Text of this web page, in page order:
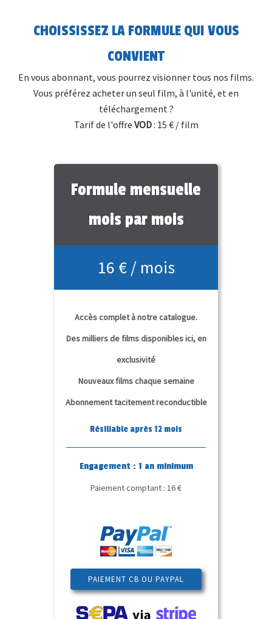
CHOISSISSEZ LA FORMULE QUI VOUS
CONVIENT
En vous abonnant, vous pourrez visionner tous nos films.
Vous préférez acheter un seul film, à l'unité, et en
téléchargement ?
Tarif de l'offre VOD: 15 € / film
Formule mensuelle
mois par mois
16 € / mois
Accès complet à notre catalogue.
Des milliers de films disponibles ici, en
exclusivité
Nouveaux films chaque semaine
Abonnement tacitement reconductible
Résiliable après 12 mois
Engagement : 1 an minimum
Paiement comptant : 16 €
PAIEMENT CB OU PAYPAL